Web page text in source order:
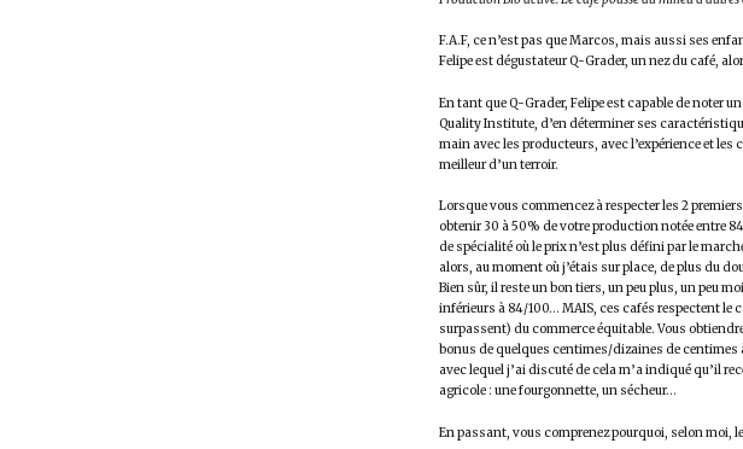
F.A.F, ce n’est pas que Marcos, mais aussi ses
Felipe est dégustateur Q-Grader, un nez du café,
En tant que Q-Grader, Felipe est capable de noter
Quality Institute, d’en déterminer ses
main avec les producteurs, avec l’expérience et
meilleur d’un terroir.
Lorsque vous commencez à respecter les 2
obtenir 30 à 50% de votre production notée entre
de spécialité où le prix n’est plus défini par le
alors, au moment où j’étais sur place, de plus du
Bien sûr, il reste un bon tiers, un peu plus, un peu
inférieurs à 84/100… MAIS, ces cafés respectent le
surpassent) du commerce équitable. Vous
bonus de quelques centimes/dizaines de centimes
avec lequel j’ai discuté de cela m’a indiqué qu’il
agricole : une fourgonnette, un sécheur…
En passant, vous comprenez pourquoi, selon moi,